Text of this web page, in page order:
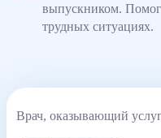
выпускником.
трудных ситуациях.
Врач, оказывающий